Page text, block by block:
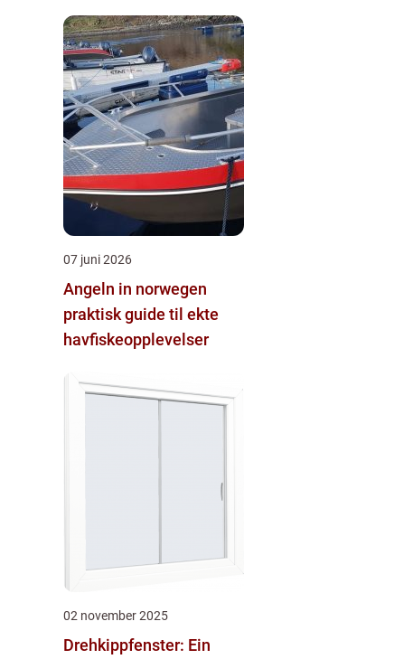
07 juni 2026
Angeln in norwegen
praktisk guide til ekte
havfiskeopplevelser
02 november 2025
Drehkippfenster: Ein